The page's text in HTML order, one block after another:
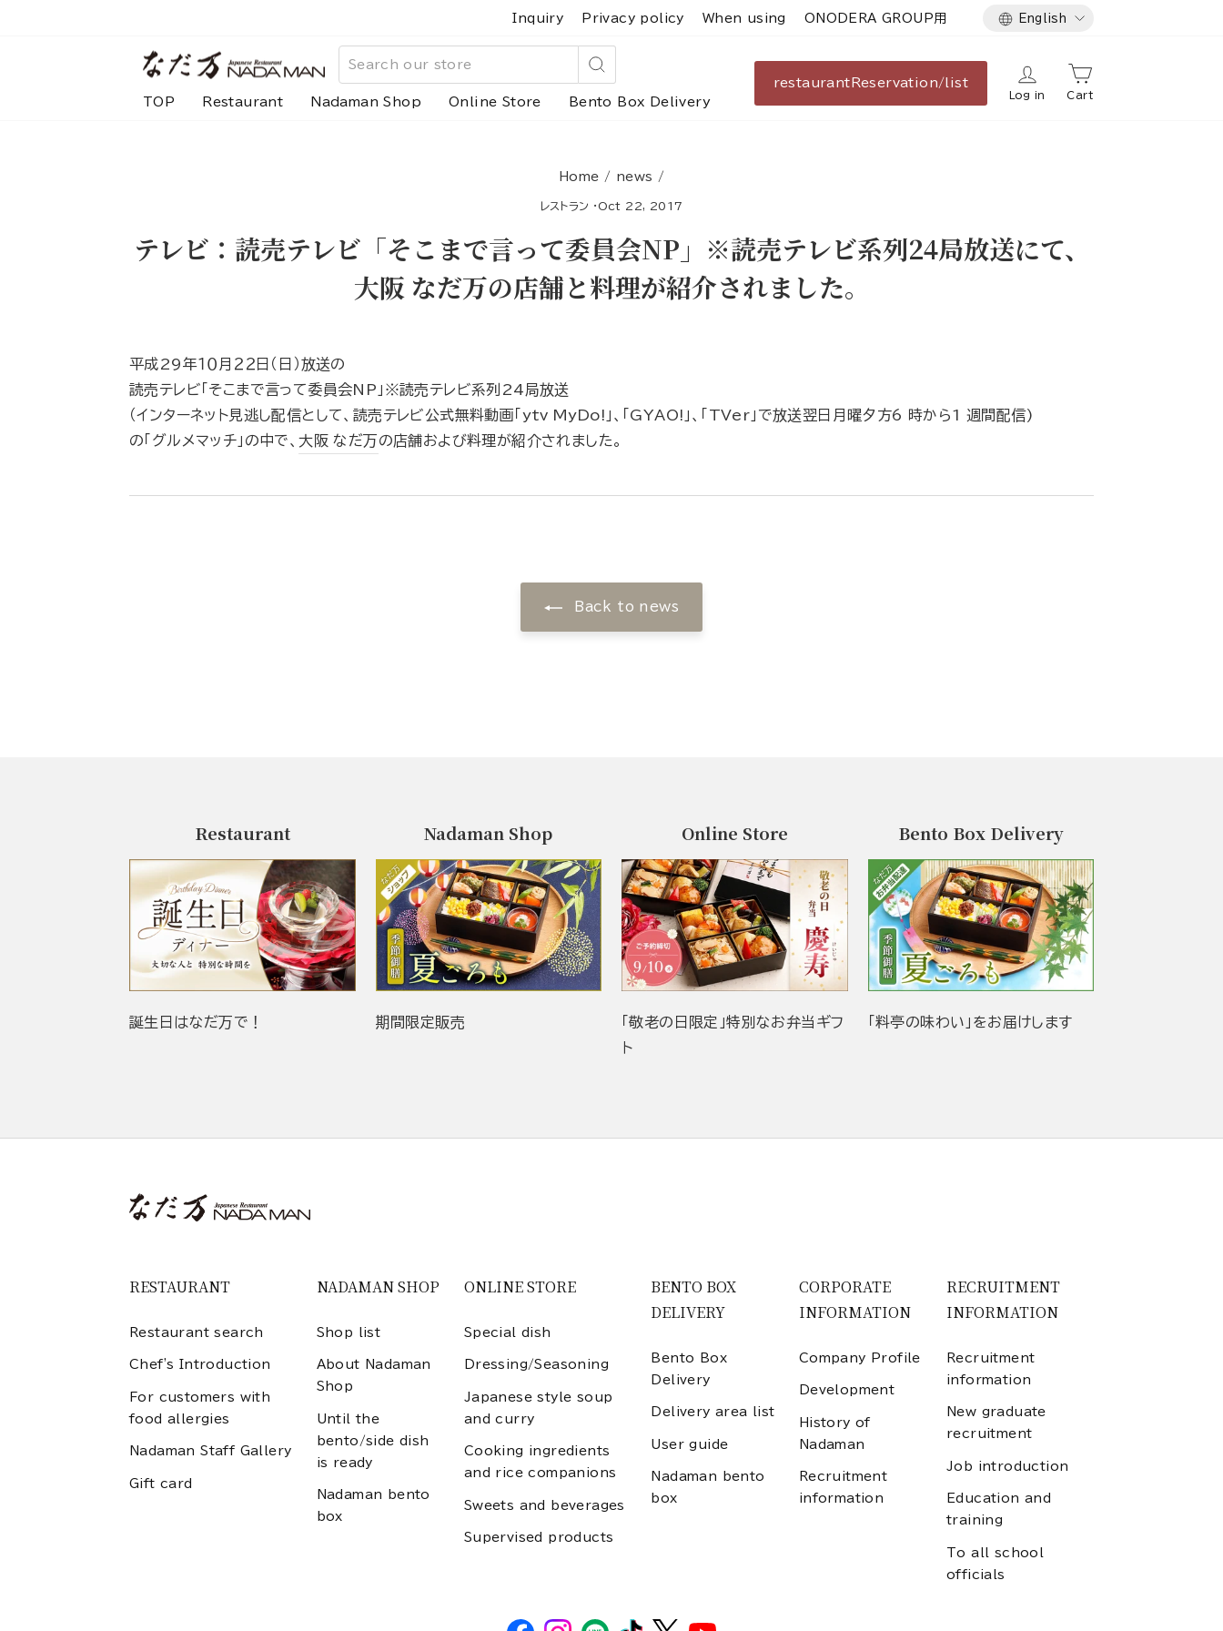
Inquiry Privacy policy When using ONODERA GROUP用 Language
English
Search
TOP Restaurant Nadaman Shop Online Store Bento Box Delivery
restaurant Reservation/list
Log in Cart
Home / news /
レストラン ·Oct 22, 2017
テレビ：読売テレビ「そこまで言って委員会NP」※読売テレビ系列24局放送にて、
大阪 なだ万の店舗と料理が紹介されました。
平成29年１０月２２日（日）放送の
読売テレビ「そこまで言って委員会NP」※読売テレビ系列24局放送
（インターネット見逃し配信として、読売テレビ公式無料動画「ytv MyDo!」、「GYAO!」、「TVer」で放送翌日月曜夕方6 時から1 週間配信)
の「グルメマッチ」の中で、大阪 なだ万 の店舗および料理が紹介されました。
Back to news
Restaurant
誕生日はなだ万で！
Nadaman Shop
期間限定販売
Online Store
「敬老の日限定」特別なお弁当ギフ
ト
Bento Box Delivery
「料亭の味わい」をお届けします
RESTAURANT
Restaurant search
Chef's Introduction
For customers with
food allergies
Nadaman Staff Gallery
Gift card
NADAMAN SHOP
Shop list
About Nadaman
Shop
Until the
bento/side dish
is ready
Nadaman bento
box
ONLINE STORE
Special dish
Dressing/Seasoning
Japanese style soup
and curry
Cooking ingredients
and rice companions
Sweets and beverages
Supervised products
BENTO BOX
DELIVERY
Bento Box
Delivery
Delivery area list
User guide
Nadaman bento
box
CORPORATE
INFORMATION
Company Profile
Development
History of
Nadaman
Recruitment
information
RECRUITMENT
INFORMATION
Recruitment
information
New graduate
recruitment
Job introduction
Education and
training
To all school
officials